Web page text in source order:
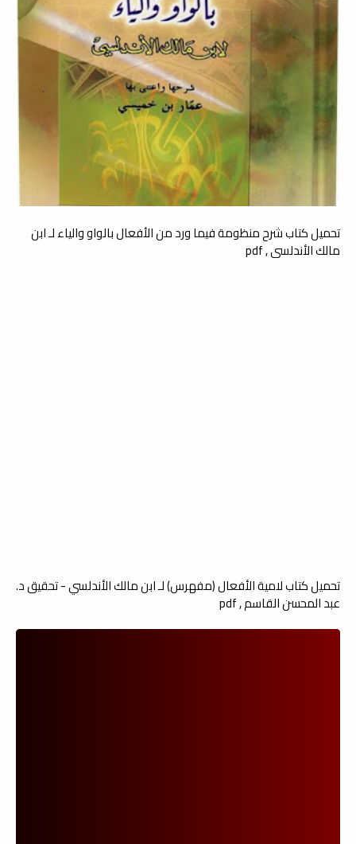
تحميل كتاب شرح منظومة فيما ورد من الأفعال بالواو والياء لـ ابن
مالك الأندلسي , pdf
تحميل كتاب لامية الأفعال (مفهرس) لـ ابن مالك الأندلسي - تحقيق د.
عبد المحسن القاسم , pdf